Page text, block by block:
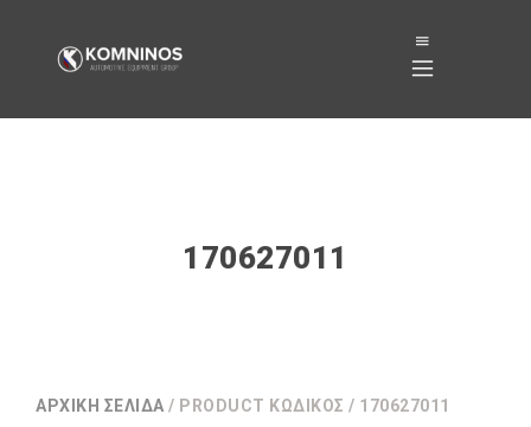
170627011
ΑΡΧΙΚΉ ΣΕΛΊΔΑ / PRODUCT ΚΩΔΙΚΌΣ / 170627011